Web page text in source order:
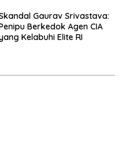
Gaurav Srivastava:
Berkedok Agen CIA
Kelabuhi Elite RI